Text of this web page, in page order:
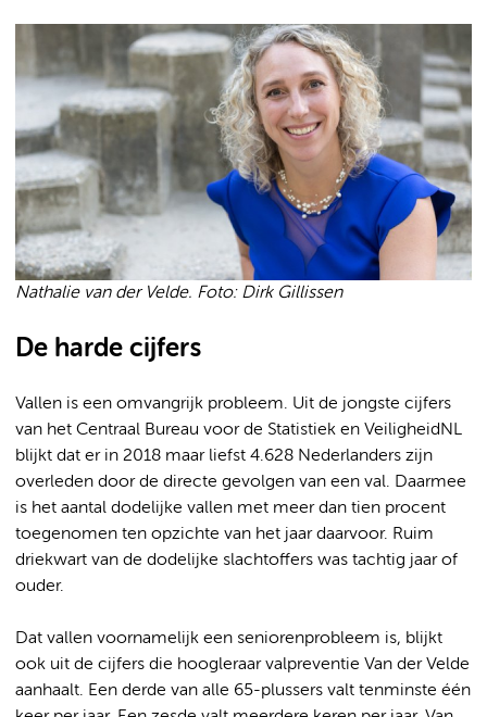
Nathalie van der Velde. Foto: Dirk Gillissen
De harde cijfers
Vallen is een omvangrijk probleem. Uit de jongste cijfers
van het Centraal Bureau voor de Statistiek en VeiligheidNL
blijkt dat er in 2018 maar liefst 4.628 Nederlanders zijn
overleden door de directe gevolgen van een val. Daarmee
is het aantal dodelijke vallen met meer dan tien procent
toegenomen ten opzichte van het jaar daarvoor. Ruim
driekwart van de dodelijke slachtoffers was tachtig jaar of
ouder.
Dat vallen voornamelijk een seniorenprobleem is, blijkt
ook uit de cijfers die hoogleraar valpreventie Van der Velde
aanhaalt. Een derde van alle 65-plussers valt tenminste één